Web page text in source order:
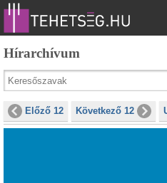
Hírarchívum
Előző 12 Következő 12